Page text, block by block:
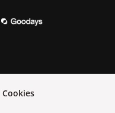
Cookies